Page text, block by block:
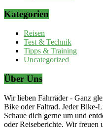
Kategorien
Reisen
Test & Technik
Tipps & Training
Uncategorized
Über Uns
Wir lieben Fahrräder - Ganz
Bike oder Faltrad. Jeder Bike-
Schaue dich gerne um und
oder Reiseberichte. Wir freuen